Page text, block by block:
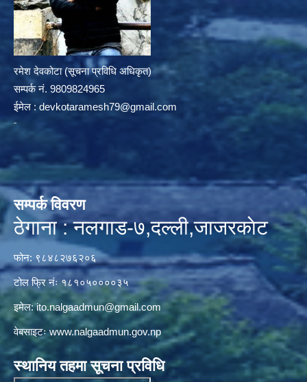
रमेश देवकोटा (सूचना प्रविधि अधिकृत)
सम्पर्क न‌ं. 9809824965
ईमेल : devkotaramesh79@gmail.com
सम्पर्क विवरण
ठेगाना : नलगाड-७,दल्ली,जाजरकाेट
फोन: ९८४८२७६२०६
टोल फ्रि नंः १८१०५००००३५
इमेल:ito.nalgaadmun@gmail.com
वेबसाइटःwww.nalgaadmun.gov.np
स्थानिय तहमा सूचना प्रविधि